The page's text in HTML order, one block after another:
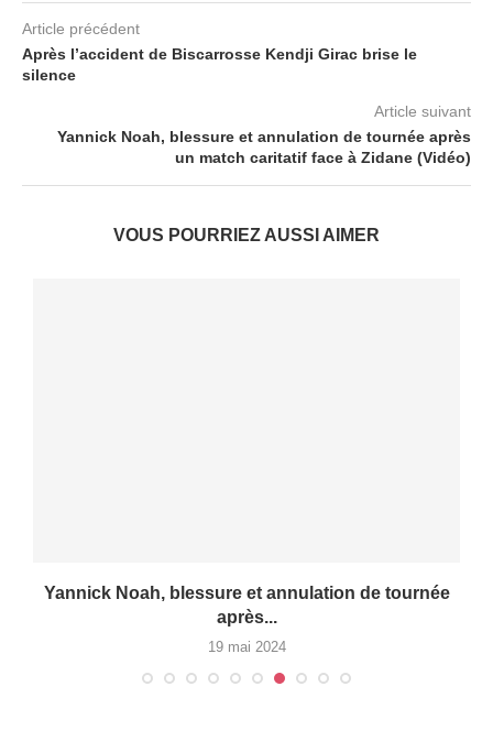
Article précédent
Après l’accident de Biscarrosse Kendji Girac brise le
silence
Article suivant
Yannick Noah, blessure et annulation de tournée après
un match caritatif face à Zidane (Vidéo)
VOUS POURRIEZ AUSSI AIMER
Yannick Noah, blessure et annulation de tournée
après...
19 mai 2024